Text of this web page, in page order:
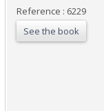
Reference : 6229
See the book